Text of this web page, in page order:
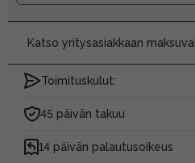
Katso yritysasiakkaan
Toimituskulut:
45 päivän takuu
14 päivän palautusoikeus